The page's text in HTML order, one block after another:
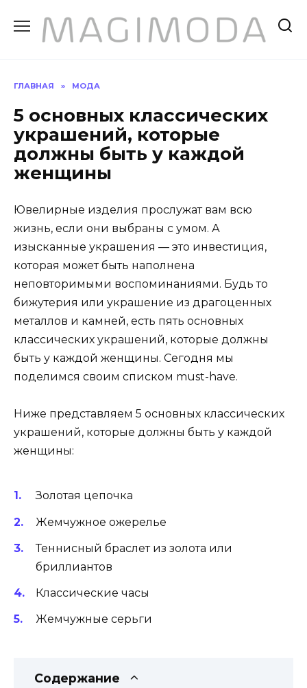
содержанию
ГЛАВНАЯ » МОДА
5 основных классических
украшений, которые
должны быть у каждой
женщины
Ювелирные изделия прослужат вам всю
жизнь, если они выбраны с умом. А
изысканные украшения — это инвестиция,
которая может быть наполнена
неповторимыми воспоминаниями. Будь то
бижутерия или украшение из драгоценных
металлов и камней, есть пять основных
классических украшений, которые должны
быть у каждой женщины. Сегодня мы
поделимся своим списком must-have.
Ниже представляем 5 основных классических
украшений, которые должны быть у каждой
женщины:
Золотая цепочка
Жемчужное ожерелье
Теннисный браслет из золота или
бриллиантов
Классические часы
Жемчужные серьги
Содержание